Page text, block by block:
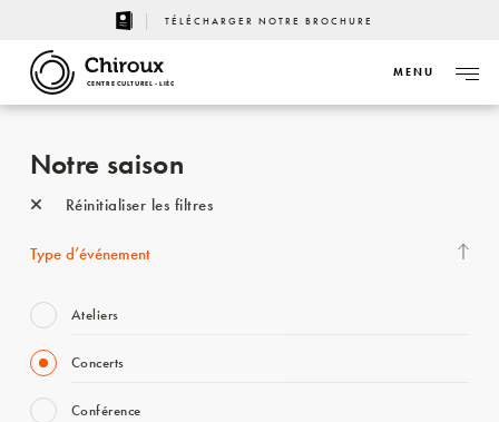
TÉLÉCHARGER NOTRE BROCHURE
CENTRE CULTUREL - LIÈGE
MENU
Notre saison
Réinitialiser les filtres
Type d’événement
Ateliers
Concerts
Conférence